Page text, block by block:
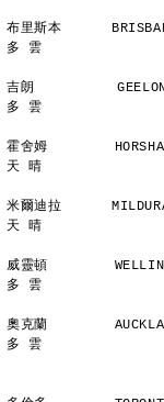
布里斯本
多 雲
吉朗
多 雲
霍舍姆
天 晴
米爾迪拉
天 晴
威靈頓
多 雲
奧克蘭
多 雲